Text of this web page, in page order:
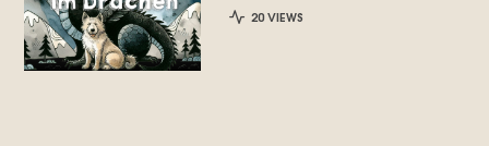
20 VIEWS